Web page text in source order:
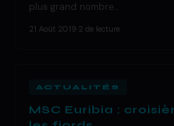
plus grand nombre…
21 Août 2019 2 de lecture
ACTUALITÉS
MSC Euribia :